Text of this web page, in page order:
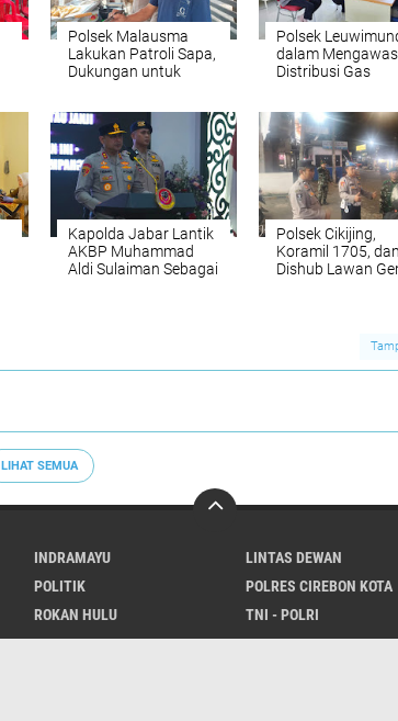
Polsek Malausma
Lakukan Patroli Sapa,
Dukungan untuk
Wilayah
Polsek
dalam
Distribusi Gas
Kuat dengan
LPG
Kapolda Jabar Lantik
AKBP Muhammad
Aldi Sulaiman Sebagai
Polsek Cikijing,
Koramil 1705, dan
Dishub Lawan
LIHAT SEMUA
INDRAMAYU
LINTAS DEWAN
POLITIK
POLRES CIREBON KOTA
ROKAN HULU TNI - POLRI